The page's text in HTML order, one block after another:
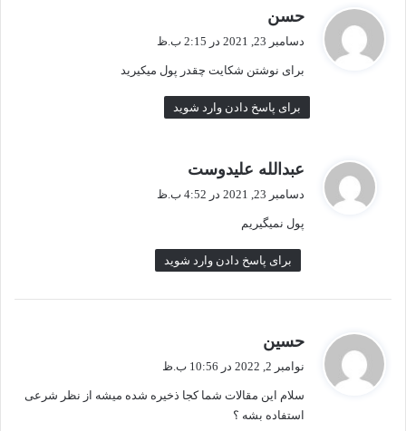
حسن
:
دسامبر 23, 2021 در 2:15 ب.ظ
برای نوشتن شکایت چقدر پول میکیرید
برای پاسخ دادن وارد شوید
عبدالله علیدوست
دسامبر 23, 2021 در 4:52 ب.ظ
پول نمیگیریم
برای پاسخ دادن وارد شوید
حسین
:
نوامبر 2, 2022 در 10:56 ب.ظ
سلام این مقالات شما کجا ذخیره شده میشه از نظر شرعی
استفاده بشه ؟